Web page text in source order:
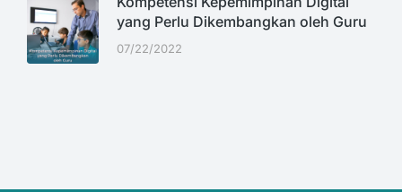
yang Perlu Dikembangkan oleh Guru
07/22/2022